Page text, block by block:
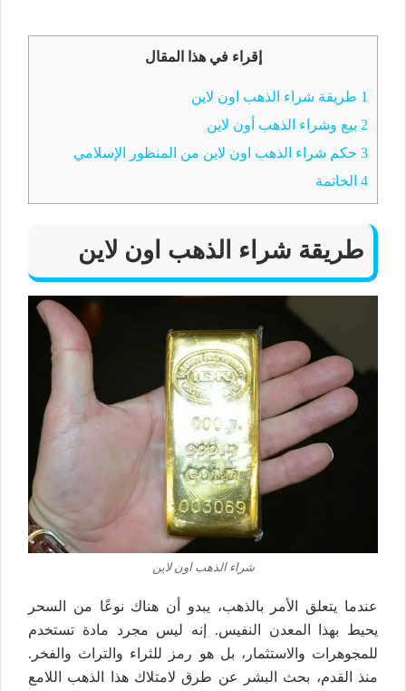
إقراء في هذا المقال
1 طريقة شراء الذهب اون لاين
2 بيع وشراء الذهب أون لاين
3 حكم شراء الذهب اون لاين من المنظور الإسلامي
4 الخاتمة
طريقة شراء الذهب اون لاين
شراء الذهب اون لاين
عندما يتعلق الأمر بالذهب، يبدو أن هناك نوعًا من السحر
يحيط بهذا المعدن النفيس. إنه ليس مجرد مادة تستخدم
للمجوهرات والاستثمار، بل هو رمز للثراء والتراث والفخر.
منذ القدم، بحث البشر عن طرق لامتلاك هذا الذهب اللامع